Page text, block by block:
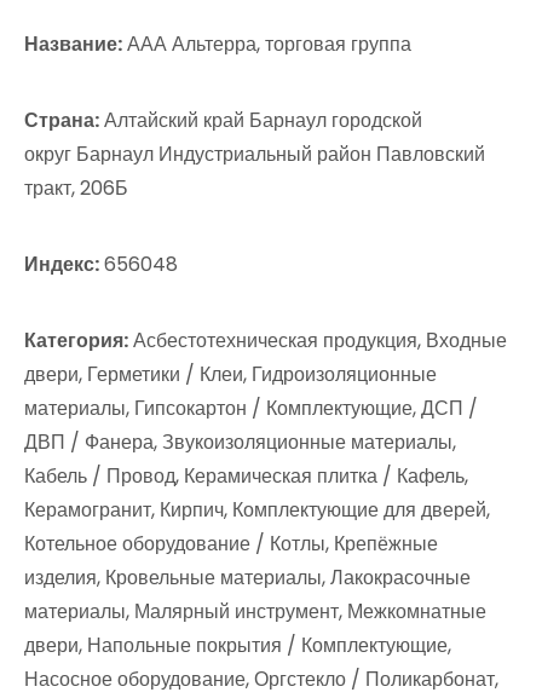
Название:ААА Альтерра, торговая группа
Страна:Алтайский край Барнаул городской
округ Барнаул Индустриальный район Павловский
тракт, 206Б
Индекс:656048
Категория:Асбестотехническая продукция, Входные
двери, Герметики / Клеи, Гидроизоляционные
материалы, Гипсокартон / Комплектующие, ДСП /
ДВП / Фанера, Звукоизоляционные материалы,
Кабель / Провод, Керамическая плитка / Кафель,
Керамогранит, Кирпич, Комплектующие для дверей,
Котельное оборудование / Котлы, Крепёжные
изделия, Кровельные материалы, Лакокрасочные
материалы, Малярный инструмент, Межкомнатные
двери, Напольные покрытия / Комплектующие,
Насосное оборудование, Оргстекло / Поликарбонат,